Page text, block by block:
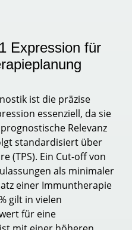
Expression für
ist die präzise
essenziell, da sie
Relevanz
standardisiert über
(TPS). Ein Cut-off von
als minimaler
einer Immuntherapie
gilt in vielen
für eine